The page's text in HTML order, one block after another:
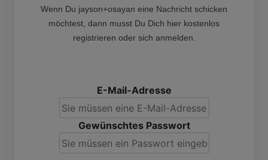
Wenn Du jayson+osayan eine Nachricht schicken
möchtest, dann musst Du Dich hier kostenlos
registrieren oder sich anmelden.
E-Mail-Adresse
Gewünschtes Passwort